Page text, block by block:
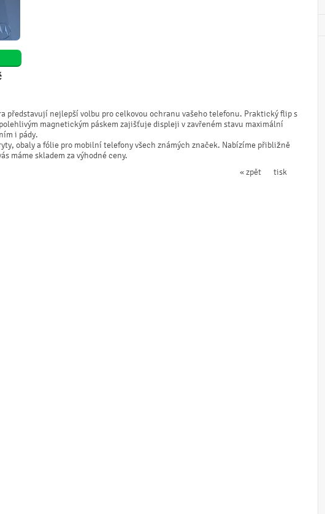
představují nejlepší volbu pro celkovou ochranu vašeho telefonu. Praktický flip s
magnetickým páskem zajišťuje displeji v zavřeném stavu maximální
i pády.
obaly a fólie pro mobilní telefony všech známých značek. Nabízíme přibližně
máme skladem za výhodné ceny.
tisk
« zpět